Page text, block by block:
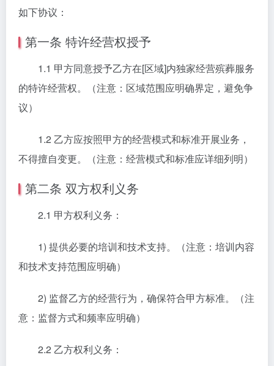
如下协议：
第一条 特许经营权授予
1.1 甲方同意授予乙方在[区域]内独家经营殡葬服务
的特许经营权。（注意：区域范围应明确界定，避免争
议）
1.2 乙方应按照甲方的经营模式和标准开展业务，
不得擅自变更。（注意：经营模式和标准应详细列明）
第二条 双方权利义务
2.1 甲方权利义务：
1) 提供必要的培训和技术支持。（注意：培训内容
和技术支持范围应明确）
2) 监督乙方的经营行为，确保符合甲方标准。（注
意：监督方式和频率应明确）
2.2 乙方权利义务：